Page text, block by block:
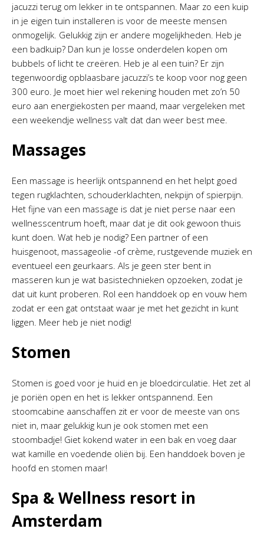
jacuzzi terug om lekker in te ontspannen. Maar zo een kuip
in je eigen tuin installeren is voor de meeste mensen
onmogelijk. Gelukkig zijn er andere mogelijkheden. Heb je
een badkuip? Dan kun je losse onderdelen kopen om
bubbels of licht te creëren. Heb je al een tuin? Er zijn
tegenwoordig opblaasbare jacuzzi’s te koop voor nog geen
300 euro. Je moet hier wel rekening houden met zo’n 50
euro aan energiekosten per maand, maar vergeleken met
een weekendje wellness valt dat dan weer best mee.
Massages
Een massage is heerlijk ontspannend en het helpt goed
tegen rugklachten, schouderklachten, nekpijn of spierpijn.
Het fijne van een massage is dat je niet perse naar een
wellnesscentrum hoeft, maar dat je dit ook gewoon thuis
kunt doen. Wat heb je nodig? Een partner of een
huisgenoot, massageolie -of crème, rustgevende muziek en
eventueel een geurkaars. Als je geen ster bent in
masseren kun je wat basistechnieken opzoeken, zodat je
dat uit kunt proberen. Rol een handdoek op en vouw hem
zodat er een gat ontstaat waar je met het gezicht in kunt
liggen. Meer heb je niet nodig!
Stomen
Stomen is goed voor je huid en je bloedcirculatie. Het zet al
je poriën open en het is lekker ontspannend. Een
stoomcabine aanschaffen zit er voor de meeste van ons
niet in, maar gelukkig kun je ook stomen met een
stoombadje! Giet kokend water in een bak en voeg daar
wat kamille en voedende oliën bij. Een handdoek boven je
hoofd en stomen maar!
Spa & Wellness resort in
Amsterdam